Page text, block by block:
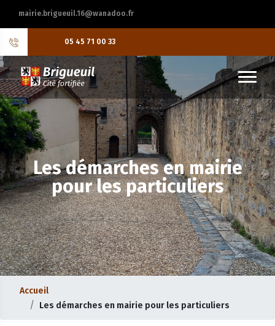
mairie.brigueuil.16@wanadoo.fr
05 45 71 00 33
Les démarches en mairie
pour les particuliers
Accueil
Les démarches en mairie pour les particuliers